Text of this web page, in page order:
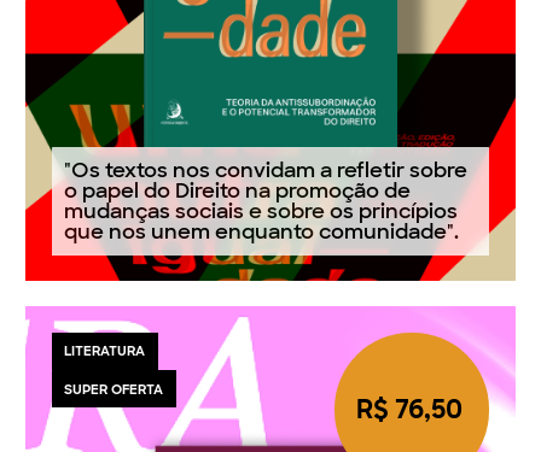
"Os textos nos convidam a refletir sobre
o papel do Direito na promoção de
mudanças sociais e sobre os princípios
que nos unem enquanto comunidade".
LITERATURA
SUPER OFERTA
R$ 76,50